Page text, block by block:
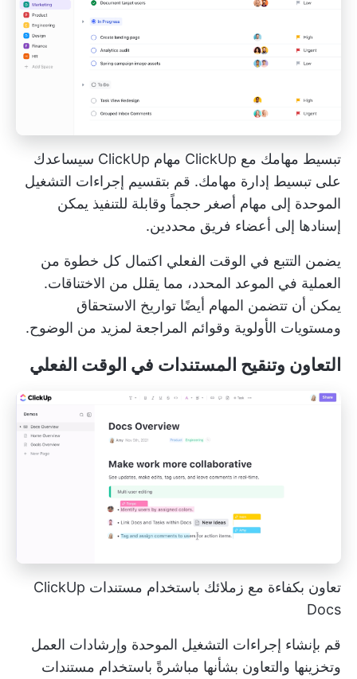
تبسيط مهامك مع ClickUp مهام ClickUp
سيساعدك
على تبسيط إدارة مهامك. قم بتقسيم إجراءات التشغيل
الموحدة إلى مهام أصغر حجماً وقابلة للتنفيذ يمكن
إسنادها إلى أعضاء فريق محددين.
يضمن التتبع في الوقت الفعلي اكتمال كل خطوة من
العملية في الموعد المحدد، مما يقلل من الاختناقات.
يمكن أن تتضمن المهام أيضًا تواريخ الاستحقاق
ومستويات الأولوية وقوائم المراجعة لمزيد من الوضوح.
التعاون وتنقيح المستندات في الوقت الفعلي
تعاون بكفاءة مع زملائك باستخدام مستندات ClickUp
Docs
قم بإنشاء إجراءات التشغيل الموحدة وإرشادات العمل
وتخزينها والتعاون بشأنها مباشرةً باستخدام مستندات